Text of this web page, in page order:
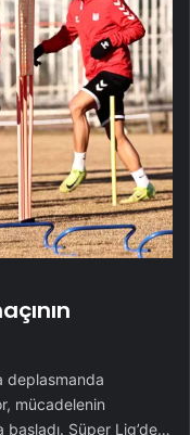
deplasmanda
mücadelenin
başladı. Süper Lig’de…